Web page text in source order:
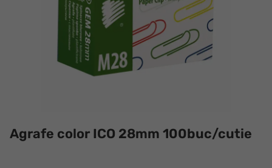
Agrafe color ICO 28mm 100buc/cutie